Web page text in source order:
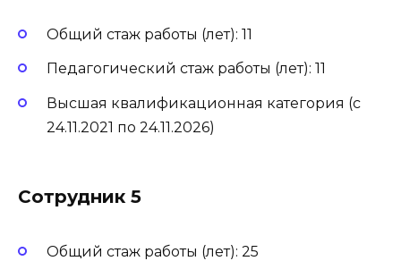
Общий стаж работы (лет): 11
Педагогический стаж работы (лет): 11
Высшая квалификационная категория (с
24.11.2021 по 24.11.2026)
Сотрудник 5
Общий стаж работы (лет): 25